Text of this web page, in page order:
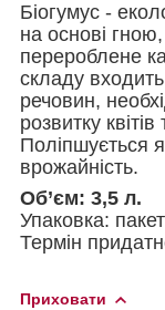
Біогумус -
на основі
перероблене
складу
речовин,
розвитку
Поліпшується
врожайність.
Об’єм: 3,5 л.
Упаковка:
Термін
Приховати